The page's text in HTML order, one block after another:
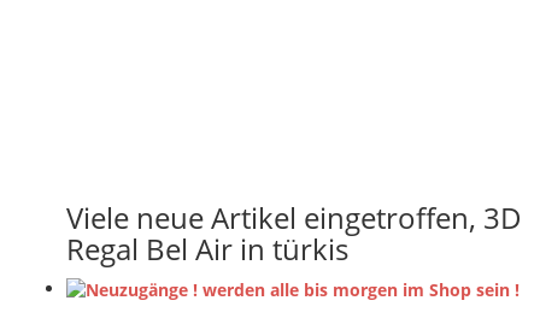
Viele neue Artikel eingetroffen, 3D
Regal Bel Air in türkis